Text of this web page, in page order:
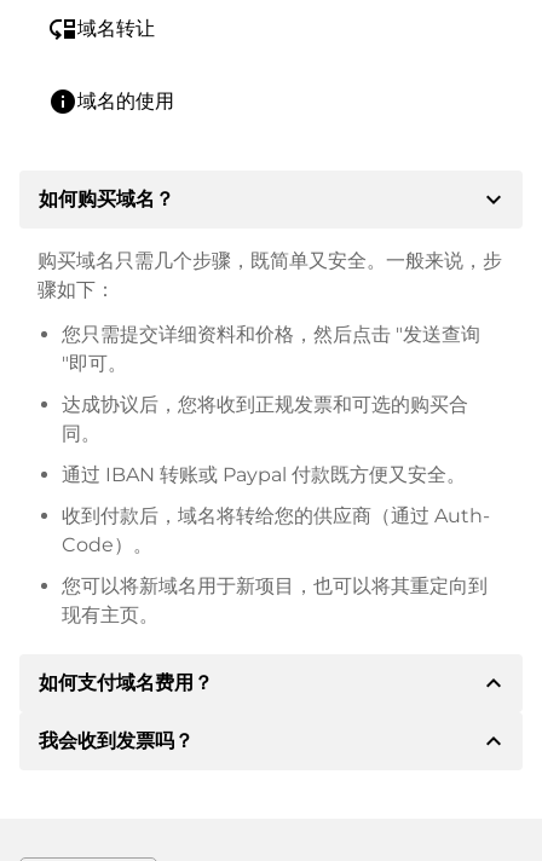
move_down域名转让
info域名的使用
如何购买域名？ expand_more
购买域名只需几个步骤，既简单又安全。一般来说，步
骤如下：
您只需提交详细资料和价格，然后点击 "发送查询
"即可。
达成协议后，您将收到正规发票和可选的购买合
同。
通过 IBAN 转账或 Paypal 付款既方便又安全。
收到付款后，域名将转给您的供应商（通过 Auth-
Code）。
您可以将新域名用于新项目，也可以将其重定向到
现有主页。
如何支付域名费用？ expand_less
达成协议后，房东将通知您付款细节。房主随后会向您
我会收到发票吗？ expand_less